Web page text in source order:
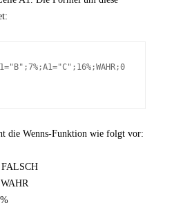
die Wenns-Funktion wie folgt vor:
FALSCH